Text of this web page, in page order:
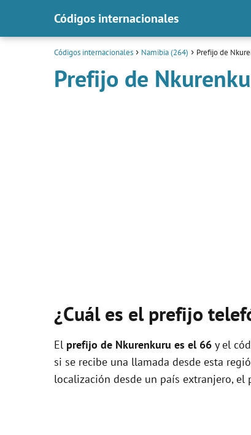
Códigos internacionales
Códigos internacionales Namibia (264) Prefijo de
Prefijo de
¿Cuál es el prefijo
El prefijo de Nkurenkuru es el 66 y el
si se recibe una llamada desde esta
localización desde un país extranjero,